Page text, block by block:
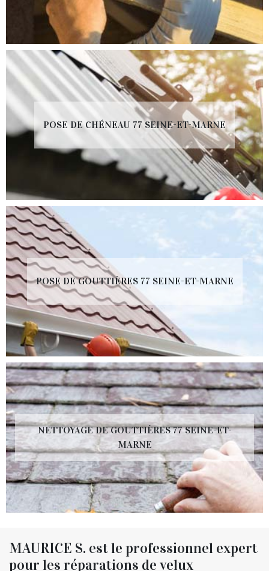
POSE DE CHÉNEAU 77 SEINE-ET-MARNE
POSE DE GOUTTIÈRES 77 SEINE-ET-MARNE
NETTOYAGE DE GOUTTIÈRES 77 SEINE-ET-
MARNE
MAURICE S. est le professionnel expert
pour les réparations de velux